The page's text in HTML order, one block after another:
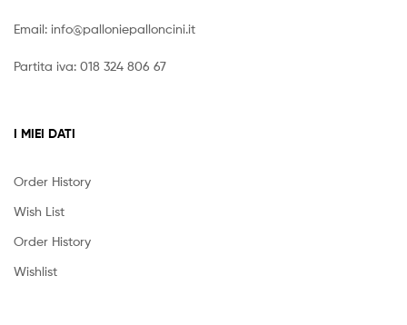
Email: info@palloniepalloncini.it
Partita iva: 018 324 806 67
I MIEI DATI
Order History
Wish List
Order History
Wishlist